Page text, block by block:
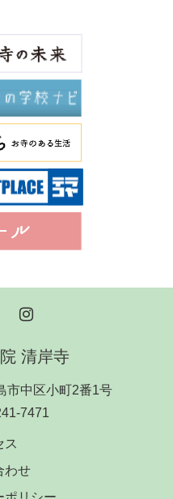
清岸寺
市中区小町2番1号
7471
ス
わせ